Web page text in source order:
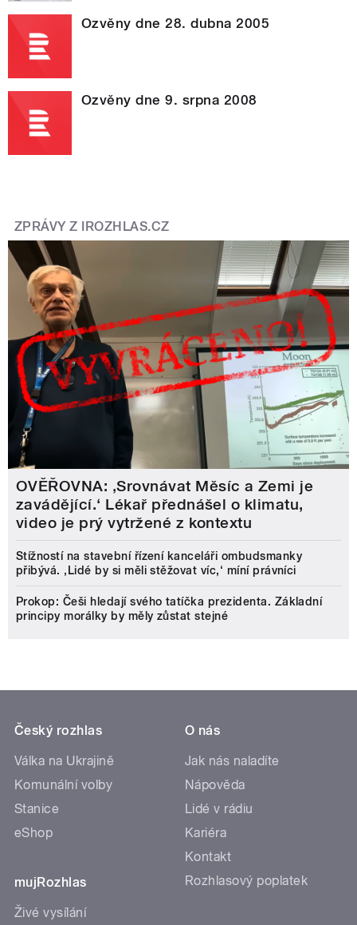
Ozvěny dne 28. dubna 2005
Ozvěny dne 9. srpna 2008
ZPRÁVY Z IROZHLAS.CZ
OVĚŘOVNA: ‚Srovnávat Měsíc a Zemi je
zavádějící.‘ Lékař přednášel o klimatu,
video je prý vytržené z kontextu
Stížností na stavební řízení kanceláři ombudsmanky
přibývá. ‚Lidé by si měli stěžovat víc,‘ míní právníci
Prokop: Češi hledají svého tatíčka prezidenta. Základní
principy morálky by měly zůstat stejné
Český rozhlas
Válka na Ukrajině
Komunální volby
Stanice
eShop
mujRozhlas
Živé vysílání
O nás
Jak nás naladíte
Nápověda
Lidé v rádiu
Kariéra
Kontakt
Rozhlasový poplatek